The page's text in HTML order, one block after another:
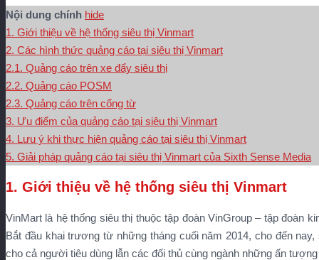
Nội dung chính hide
1. Giới thiệu về hệ thống siêu thị Vinmart
2. Các hình thức quảng cáo tại siêu thị Vinmart
2.1. Quảng cáo trên xe đẩy siêu thị
2.2. Quảng cáo POSM
2.3. Quảng cáo trên cổng từ
3. Ưu điểm của quảng cáo tại siêu thị Vinmart
4. Lưu ý khi thực hiện quảng cáo tại siêu thị Vinmart
5. Giải pháp quảng cáo tại siêu thị Vinmart của Sixth Sense Media
1. Giới thiệu về hệ thống siêu thị Vinmart
VinMart là hệ thống siêu thị thuộc tập đoàn VinGroup – tập đoàn
Bắt đầu khai trương từ những tháng cuối năm 2014, cho đến
cho cả người tiêu dùng lẫn các đối thủ cùng ngành những ấn